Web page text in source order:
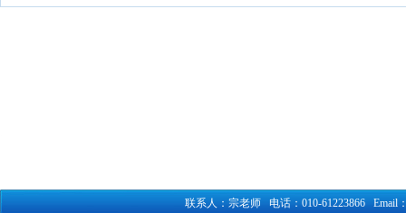
联系人：宗老师 电话：010-61223866 Email